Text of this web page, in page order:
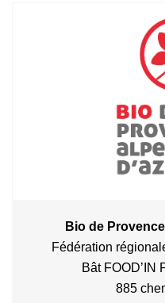
Bio de
Fédération
Bât FOOD’IN
885